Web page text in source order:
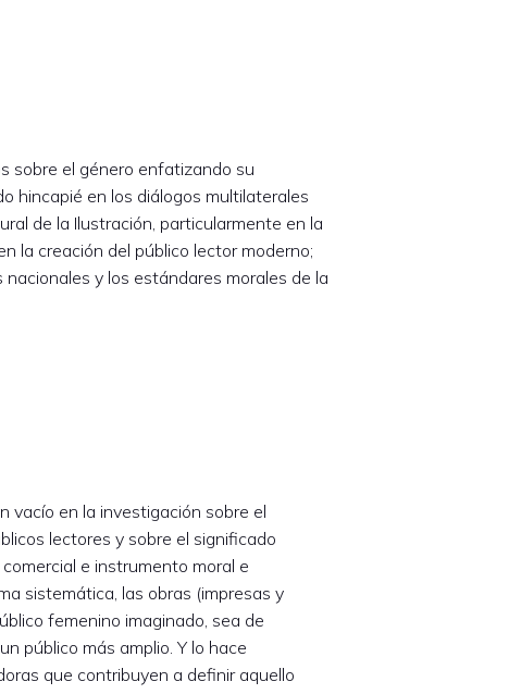
sobre el género enfatizando su
hincapié en los diálogos multilaterales
de la Ilustración, particularmente en la
la creación del público lector moderno;
y los estándares morales de la
vacío en la investigación sobre el
lectores y sobre el significado
e instrumento moral e
sistemática, las obras (impresas y
femenino imaginado, sea de
público más amplio. Y lo hace
que contribuyen a definir aquello